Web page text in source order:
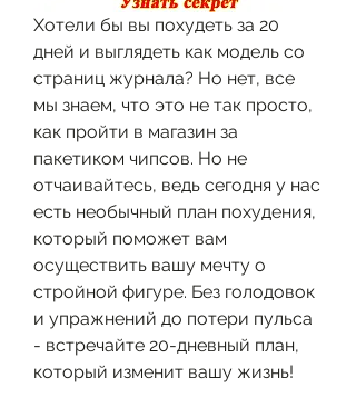
Хотели бы вы похудеть за 20
дней и выглядеть как модель со
страниц журнала? Но нет, все
мы знаем, что это не так просто,
как пройти в магазин за
пакетиком чипсов. Но не
отчаивайтесь, ведь сегодня у нас
есть необычный план похудения,
который поможет вам
осуществить вашу мечту о
стройной фигуре. Без голодовок
и упражнений до потери пульса
- встречайте 20-дневный план,
который изменит вашу жизнь!